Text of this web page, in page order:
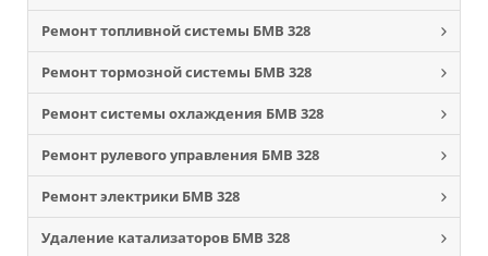
Ремонт топливной системы БМВ 328
Ремонт тормозной системы БМВ 328
Ремонт системы охлаждения БМВ 328
Ремонт рулевого управления БМВ 328
Ремонт электрики БМВ 328
Удаление катализаторов БМВ 328